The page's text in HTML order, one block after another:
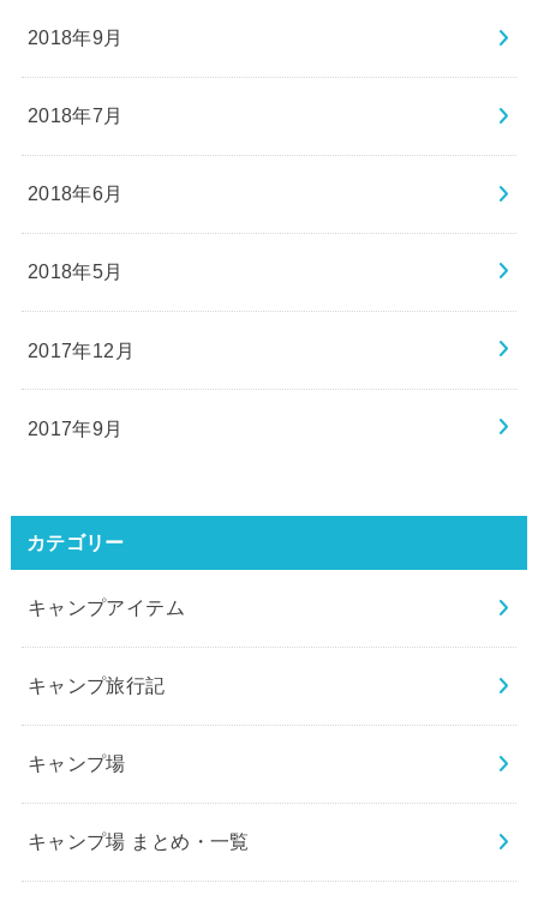
2018年9月
2018年7月
2018年6月
2018年5月
2017年12月
2017年9月
カテゴリー
キャンプアイテム
キャンプ旅行記
キャンプ場
キャンプ場 まとめ・一覧